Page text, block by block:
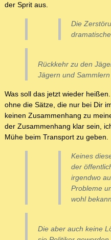
der Sprit aus.
Die
Rückkehr zu den
Jägern und
Was soll das jetzt wieder
ohne die Sätze, die nur bei Dir
keinen Zusammenhang zu
der Zusammenhang klar sein,
Mühe beim Transport zu geben.
Keines
der
irgendwo
Probleme
wohl
Die aber auch keine